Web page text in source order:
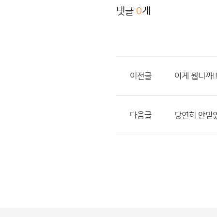
댓글 0개
이전글 이게 뭡니까
다음글 당연히 안믿